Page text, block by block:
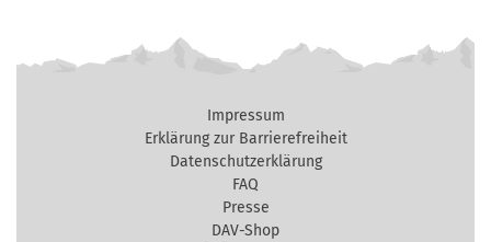
Impressum
Erklärung zur Barrierefreiheit
Datenschutzerklärung
FAQ
Presse
DAV-Shop